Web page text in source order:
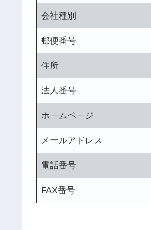
会社種別
郵便番号
住所
法人番号
ホームページ
メールアドレス
電話番号
FAX番号